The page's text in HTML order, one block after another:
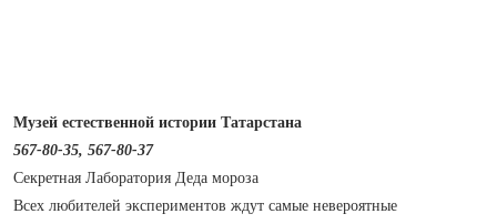
Музей естественной истории Татарстана
567‑80‑35, 567‑80‑37
Секретная Лаборатория Деда мороза
Всех любителей экспериментов ждут самые невероятные